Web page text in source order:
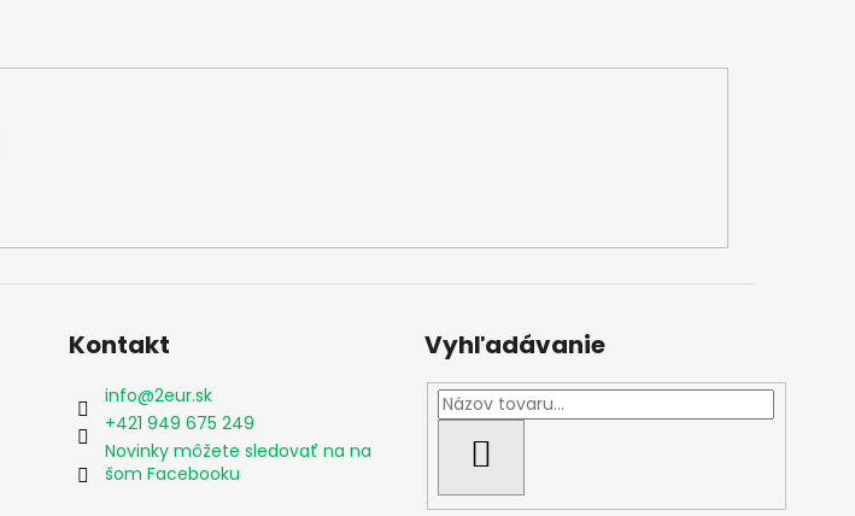
Kontakt
info@2eur.sk
+421 949 675 249
Novinky môžete sledovať na na
šom Facebooku
Vyhľadávanie